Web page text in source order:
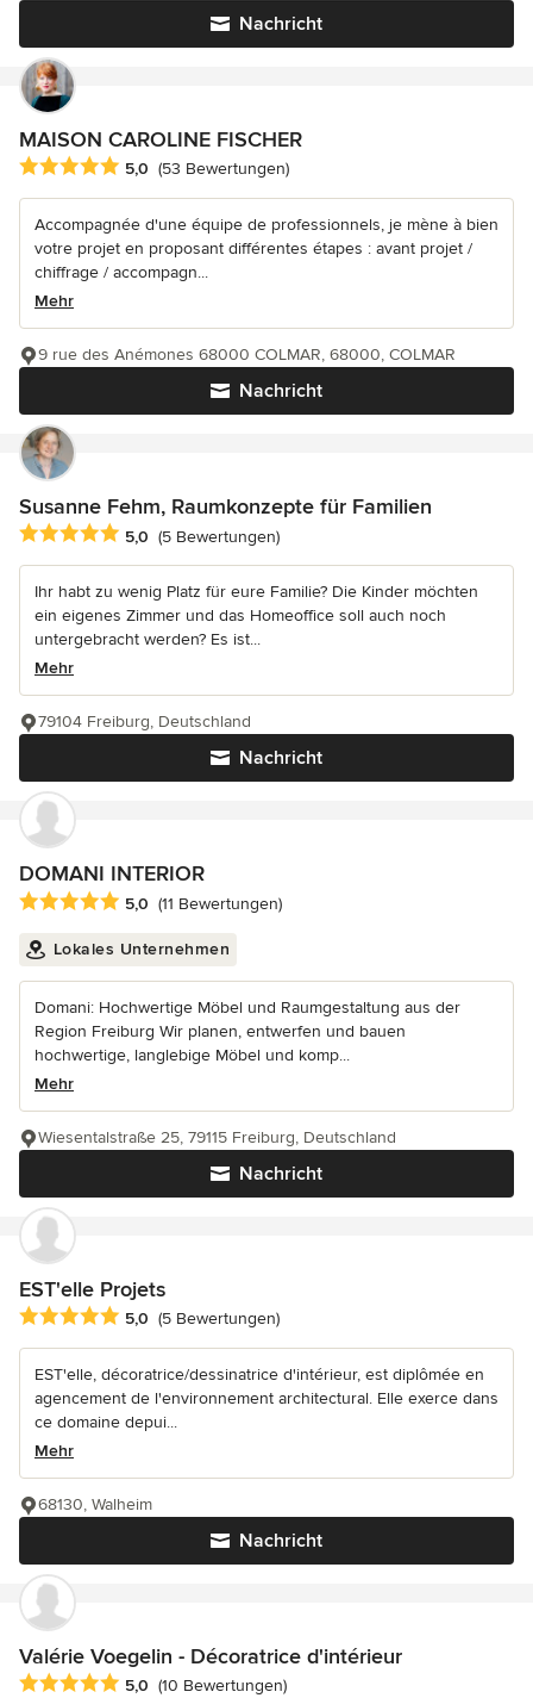
Nachricht
MAISON CAROLINE FISCHER
Durchschnittliche Bewertung: 5 von 5 Sternen
5,0 (53 Bewertungen)
Accompagnée d'une équipe de professionnels, je mène à bien
votre projet en proposant différentes étapes : avant projet /
chiffrage / accompagn...
Mehr
Nachricht
9 rue des Anémones 68000 COLMAR, 68000, COLMAR
Susanne Fehm, Raumkonzepte für Familien
Durchschnittliche Bewertung: 5 von 5 Sternen
5,0 (5 Bewertungen)
Ihr habt zu wenig Platz für eure Familie? Die Kinder möchten
ein eigenes Zimmer und das Homeoffice soll auch noch
untergebracht werden? Es ist...
Mehr
Nachricht
79104 Freiburg, Deutschland
DOMANI INTERIOR
Durchschnittliche Bewertung: 5 von 5 Sternen
5,0 (11 Bewertungen)
Lokales Unternehmen
Domani: Hochwertige Möbel und Raumgestaltung aus der
Region Freiburg Wir planen, entwerfen und bauen
hochwertige, langlebige Möbel und komp...
Mehr
Nachricht
Wiesentalstraße 25, 79115 Freiburg, Deutschland
EST'elle Projets
Durchschnittliche Bewertung: 5 von 5 Sternen
5,0 (5 Bewertungen)
EST'elle, décoratrice/dessinatrice d'intérieur, est diplômée en
agencement de l'environnement architectural. Elle exerce dans
ce domaine depui...
Mehr
Nachricht
68130, Walheim
Valérie Voegelin - Décoratrice d'intérieur
Durchschnittliche Bewertung: 5 von 5 Sternen
5,0 (10 Bewertungen)